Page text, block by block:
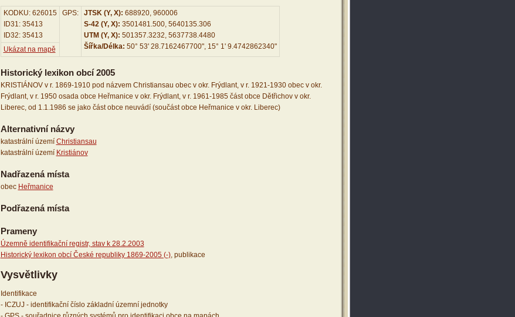
KODKU: 626015
ID31: 35413
ID32: 35413
GPS: JTSK (Y, X): 688920, 960006
S-42 (Y, X): 3501481.500, 5640135.306
UTM (Y, X): 501357.3232, 5637738.4480
Šířka/Délka: 50° 53' 28.7162467700", 15° 1' 9.4742862340"
Ukázat na mapě
Historický lexikon obcí 2005
KRISTIÁNOV v r. 1869-1910 pod názvem Christiansau obec v okr. Frýdlant, v r. 1921-1930 obec v okr.
Frýdlant, v r. 1950 osada obce Heřmanice v okr. Frýdlant, v r. 1961-1985 část obce Dětřichov v okr.
Liberec, od 1.1.1986 se jako část obce neuvádí (součást obce Heřmanice v okr. Liberec)
Alternativní názvy
katastrální území Christiansau
katastrální území Kristiánov
Nadřazená místa
obec Heřmanice
Podřazená místa
Prameny
Územně identifikační registr, stav k 28.2.2003
Historický lexikon obcí České republiky 1869-2005 (-), publikace
Vysvětlivky
Identifikace
- ICZUJ - identifikační číslo základní územní jednotky